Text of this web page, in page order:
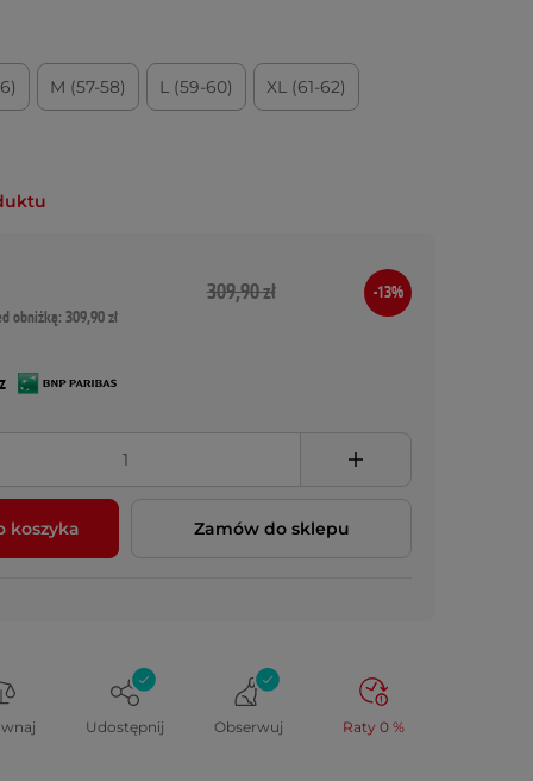
M (57-58) L (59-60) XL (61-62)
obniżką: 309,90 zł
309,90 zł -13%
koszyka Zamów do sklepu
Udostępnij Obserwuj Raty 0 %